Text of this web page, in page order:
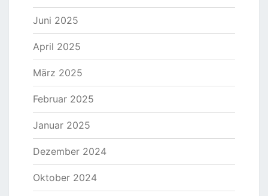
Juni 2025
April 2025
März 2025
Februar 2025
Januar 2025
Dezember 2024
Oktober 2024